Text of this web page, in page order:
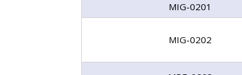
MIG-0201
MIG-0202